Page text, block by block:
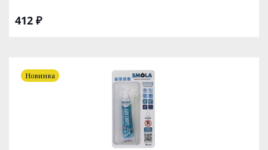
412 ₽
Новинка